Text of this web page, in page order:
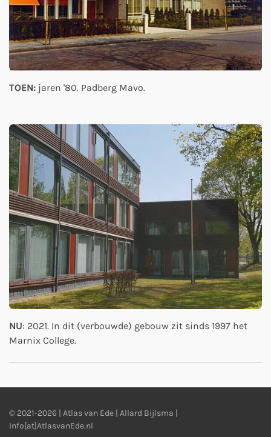
TOEN: jaren '80. Padberg Mavo.
NU: 2021. In dit (verbouwde) gebouw zit sinds 1997 het
Marnix College.
© 2021-2026 | Atlas van Ede | Allard Bijlsma |
Info[at]AtlasvanEde.nl